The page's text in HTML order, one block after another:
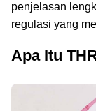
penjelasan
regulasi yang
Apa Itu